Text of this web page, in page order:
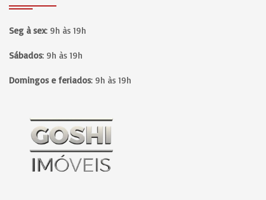
Seg à sex: 9h às 19h
Sábados: 9h às 19h
Domingos e feriados: 9h às 19h
Página inicial